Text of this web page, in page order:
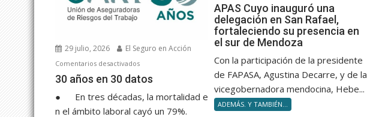
29 julio, 2026 El Seguro en Acción
Comentarios desactivadosen
30 años en 30 datos
30 años en 30 datos
● En tres décadas, la mortalidad e
n el ámbito laboral cayó un 79%.
APAS
Cuyo
inauguró
una
delegación
en
San
APAS Cuyo inauguró una
delegación en San Rafael,
fortaleciendo su presencia en
el sur de Mendoza
Con la participación de la presidente
de FAPASA, Agustina Decarre, y de la
vicegobernadora mendocina, Hebe...
ADEMÁS. Y TAMBIÉN...